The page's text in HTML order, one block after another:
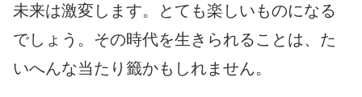
未来は激変します。とても楽しいものになる
でしょう。その時代を生きられることは、た
いへんな当たり籤かもしれません。